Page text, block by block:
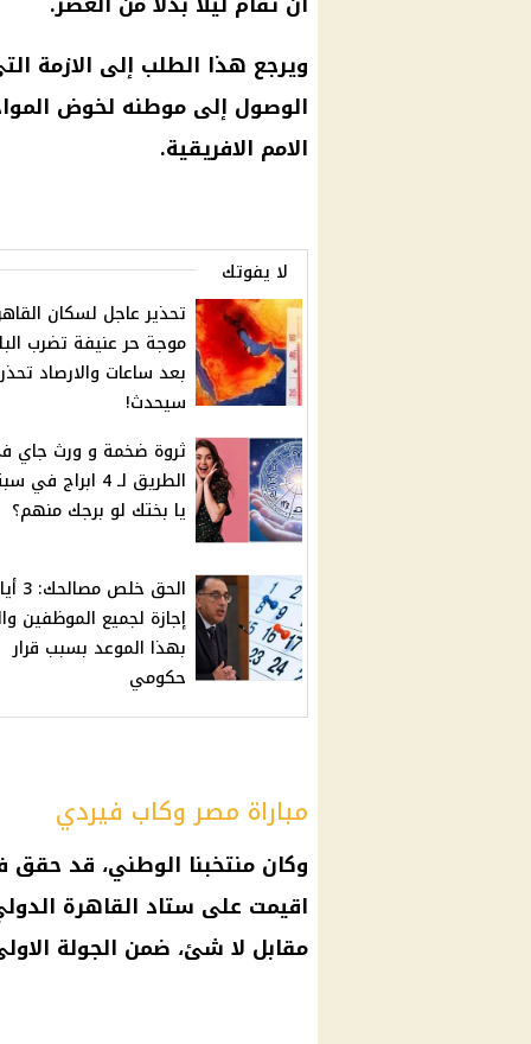
ويرجع هذا الطلب إلى الازمة
الوصول إلى موطنه لخوض
الامم الافريقية.
لا يفوتك
تحذير عاجل لسكان
موجة حر عنيفة تضرب
بعد ساعات والارصاد
سيحدث!
ثروة ضخمة و ورث جاي
الطريق لـ 4 ابراج
يا بختك لو برجك منهم؟
الحق خلص
إجازة لجميع الموظفين
بهذا الموعد بسبب قرار
حكومي
مباراة مصر وكاب فيردي
وكان منتخبنا الوطني، قد حقق
اقيمت على ستاد القاهرة
مقابل لا شئ، ضمن الجولة